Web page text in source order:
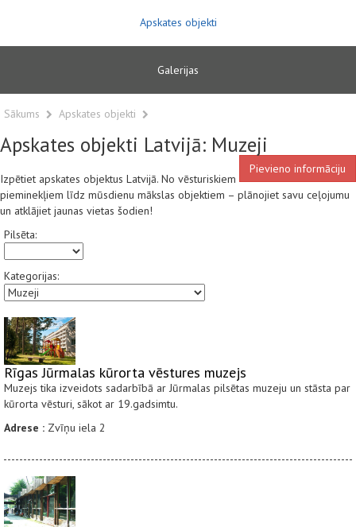
Apskates objekti
Galerijas
Sākums Apskates objekti
Apskates objekti Latvijā: Muzeji
Pievieno informāciju
Izpētiet apskates objektus Latvijā. No vēsturiskiem
pieminekļiem līdz mūsdienu mākslas objektiem – plānojiet savu ceļojumu
un atklājiet jaunas vietas šodien!
Pilsēta:
Kategorijas:
Rīgas Jūrmalas kūrorta vēstures muzejs
Muzejs tika izveidots sadarbībā ar Jūrmalas pilsētas muzeju un stāsta par
kūrorta vēsturi, sākot ar 19.gadsimtu.
Adrese : Zvīņu iela 2